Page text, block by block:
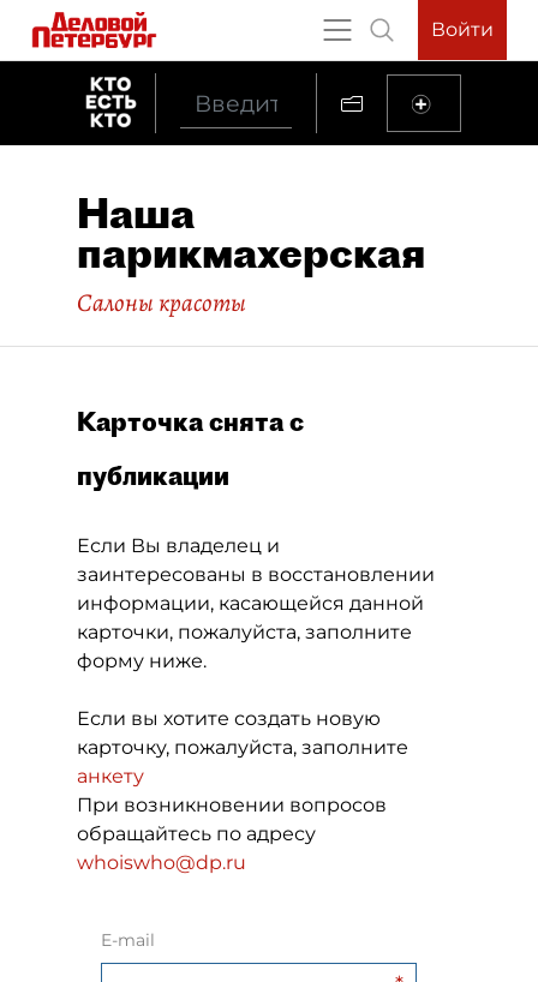
Войти
Наша
парикмахерская
Салоны красоты
Карточка снята с
публикации
Если Вы владелец и
заинтересованы в восстановлении
информации, касающейся данной
карточки, пожалуйста, заполните
форму ниже.
Если вы хотите создать новую
карточку, пожалуйста, заполните
анкету
При возникновении вопросов
обращайтесь по адресу
whoiswho@dp.ru
E-mail